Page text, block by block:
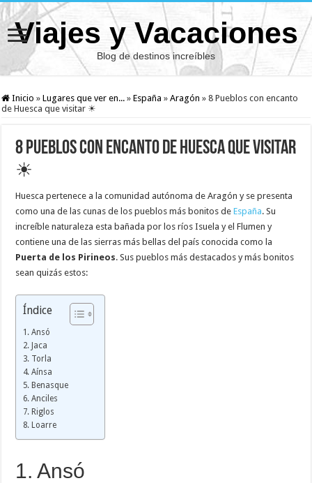
Viajes y Vacaciones
Blog de destinos increíbles
Inicio » Lugares que ver en... » España » Aragón » 8 Pueblos con encanto
de Huesca que visitar ☀
8 Pueblos con encanto de Huesca que visitar
☀
Huesca pertenece a la comunidad autónoma de Aragón y se presenta
como una de las cunas de los pueblos más bonitos deEspaña. Su
increíble naturaleza esta bañada por los ríos Isuela y el Flumen y
contiene una de las sierras más bellas del país conocida como la
Puerta de los Pirineos. Sus pueblos más destacados y más bonitos
sean quizás estos:
Índice
1. Ansó
2. Jaca
3. Torla
4. Aínsa
5. Benasque
6. Anciles
7. Riglos
8. Loarre
1. Ansó